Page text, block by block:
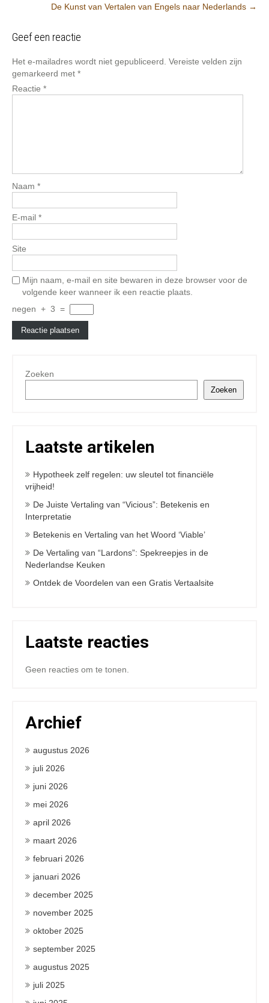
De Kunst van Vertalen van Engels naar Nederlands →
Geef een reactie
Het e-mailadres wordt niet gepubliceerd. Vereiste velden zijn
gemarkeerd met *
Reactie *
Naam *
E-mail *
Site
Mijn naam, e-mail en site bewaren in deze browser voor de
volgende keer wanneer ik een reactie plaats.
negen + 3 =
Zoeken
Zoeken
Laatste artikelen
Hypotheek zelf regelen: uw sleutel tot financiële
vrijheid!
De Juiste Vertaling van “Vicious”: Betekenis en
Interpretatie
Betekenis en Vertaling van het Woord ‘Viable’
De Vertaling van “Lardons”: Spekreepjes in de
Nederlandse Keuken
Ontdek de Voordelen van een Gratis Vertaalsite
Laatste reacties
Geen reacties om te tonen.
Archief
augustus 2026
juli 2026
juni 2026
mei 2026
april 2026
maart 2026
februari 2026
januari 2026
december 2025
november 2025
oktober 2025
september 2025
augustus 2025
juli 2025